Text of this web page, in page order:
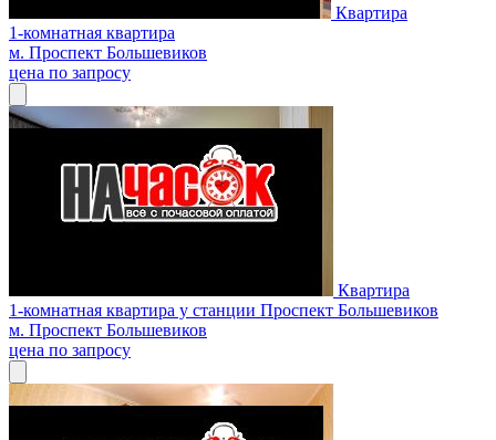
Квартира
1-комнатная квартира
м. Проспект Большевиков
цена по запросу
Квартира
1-комнатная квартира у станции Проспект Большевиков
м. Проспект Большевиков
цена по запросу